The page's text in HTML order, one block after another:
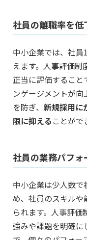
社員の離職率を低
中小企業では、社
えます。人事評価
正当に評価すること
ンゲージメントが
を防ぎ、 新規採用に
限に抑える ことがで
社員の業務パフ
中小企業は少人数
め、社員のスキル
られます。人事評
強みや課題を明確に